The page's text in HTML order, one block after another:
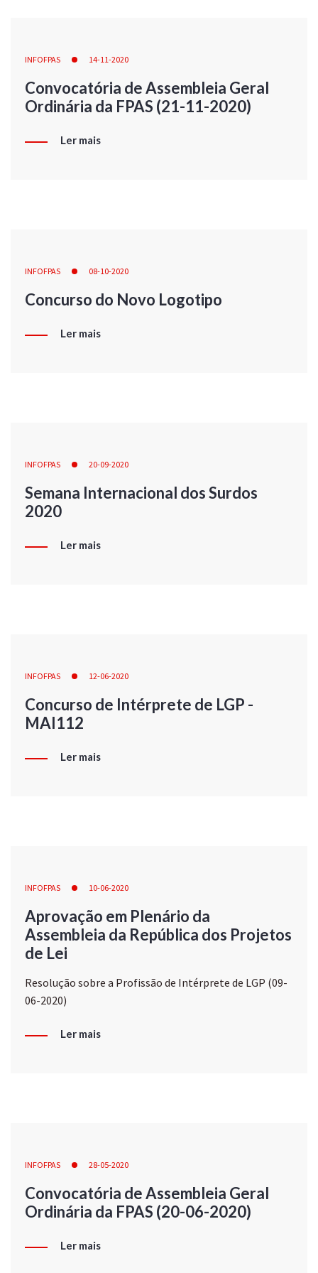
INFOFPAS 14-11-2020
Convocatória de Assembleia Geral
Ordinária da FPAS (21-11-2020)
Ler mais
INFOFPAS 08-10-2020
Concurso do Novo Logotipo
Ler mais
INFOFPAS 20-09-2020
Semana Internacional dos Surdos
2020
Ler mais
INFOFPAS 12-06-2020
Concurso de Intérprete de LGP -
MAI112
Ler mais
INFOFPAS 10-06-2020
Aprovação em Plenário da
Assembleia da República dos Projetos
de Lei
Resolução sobre a Profissão de Intérprete de LGP (09-
06-2020)
Ler mais
INFOFPAS 28-05-2020
Convocatória de Assembleia Geral
Ordinária da FPAS (20-06-2020)
Ler mais